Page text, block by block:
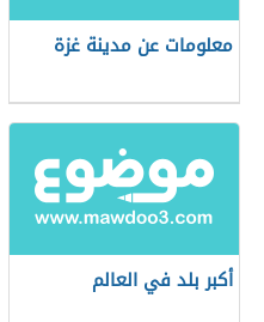
معلومات عن مدينة غزة
أكبر بلد في العالم